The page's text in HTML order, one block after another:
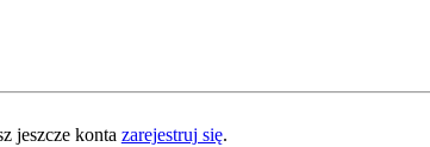
jeszcze konta zarejestruj się.